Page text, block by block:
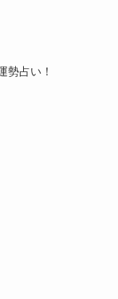
勢占い！